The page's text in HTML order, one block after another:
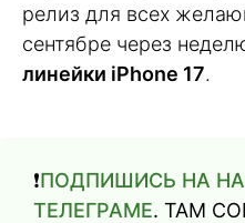
релиз для всех
сентябре через
линейки iPhone 17.
❗️ПОДПИШИСЬ НА
ТЕЛЕГРАМЕ. ТАМ